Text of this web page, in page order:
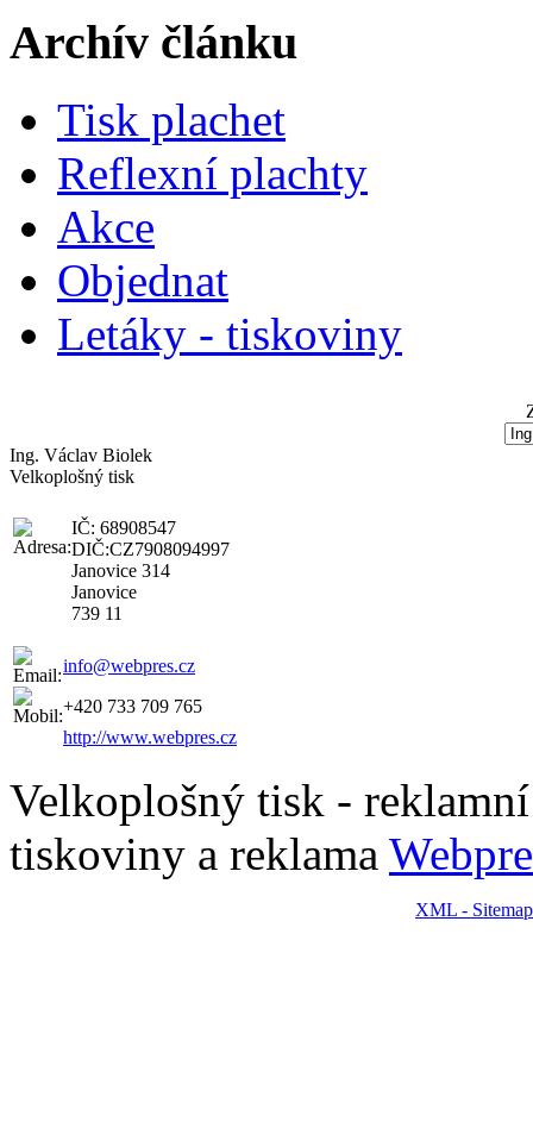
Archív článku
Tisk plachet
Reflexní plachty
Akce
Objednat
Letáky - tiskoviny
Ing. Václav Biolek
Velkoplošný tisk
IČ: 68908547
DIČ:CZ7908094997
Janovice 314
Janovice
739 11
info@webpres.cz
+420 733 709 765
http://www.webpres.cz
Velkoplošný tisk -
tiskoviny a reklama
XML - Sitemap